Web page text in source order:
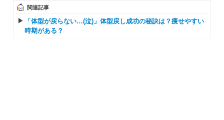
関連記事
「体型が戻らない…(泣)」体型戻し成功の秘訣は？痩せやすい
時期がある？